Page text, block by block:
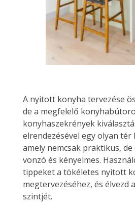
A nyitott konyha tervezése
de a megfelelő
konyhaszekrények
elrendezésével egy olyan
amely nemcsak praktikus,
vonzó és kényelmes.
tippeket a tökéletes nyitott
megtervezéséhez, és élvezd
szintjét.